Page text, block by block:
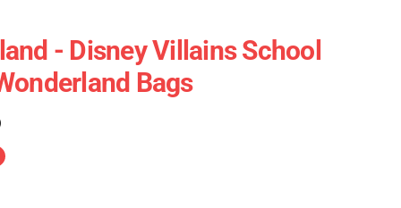
- Disney Villains School
Bags